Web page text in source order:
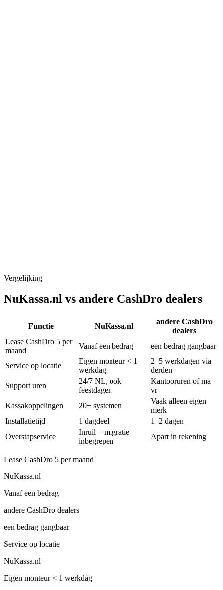
Vergelijking
NuKassa.nl vs andere CashDro dealers
Functie NuKassa.nl
andere CashDro
dealers
Lease CashDro 5 per
maand
Vanaf een bedrag een bedrag gangbaar
Service op locatie
Eigen monteur < 1
werkdag
2–5 werkdagen via
derden
Support uren
24/7 NL, ook
feestdagen
Kantooruren of ma–
vr
Kassa­koppelingen
20+ systemen
Vaak alleen eigen
merk
Installatie­tijd
1 dagdeel
1–2 dagen
Overstap­service
Inruil + migratie
inbegrepen
Apart in rekening
Lease CashDro 5 per maand
NuKassa.nl
Vanaf een bedrag
andere CashDro dealers
een bedrag gangbaar
Service op locatie
NuKassa.nl
Eigen monteur < 1 werkdag